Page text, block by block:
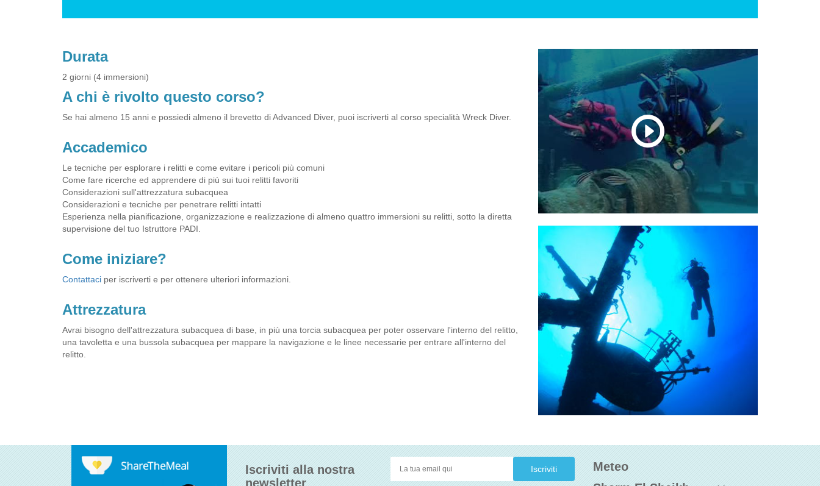
Durata
2 giorni (4 immersioni)
A chi è rivolto questo corso?
Se hai almeno 15 anni e possiedi almeno il brevetto di Advanced Diver, puoi iscriverti al corso specialità Wreck Diver.
Accademico
Le tecniche per esplorare i relitti e come evitare i pericoli più comuni
Come fare ricerche ed apprendere di più sui tuoi relitti favoriti
Considerazioni sull'attrezzatura subacquea
Considerazioni e tecniche per penetrare relitti intatti
Esperienza nella pianificazione, organizzazione e realizzazione di almeno quattro immersioni su relitti, sotto la diretta
supervisione del tuo Istruttore PADI.
Come iniziare?
Contattaci per iscriverti e per ottenere ulteriori informazioni.
Attrezzatura
Avrai bisogno dell'attrezzatura subacquea di base, in più una torcia subacquea per poter osservare l'interno del relitto,
una tavoletta e una bussola subacquea per mappare la navigazione e le linee necessarie per entrare all'interno del
relitto.
Iscriviti alla nostra
newsletter
Meteo